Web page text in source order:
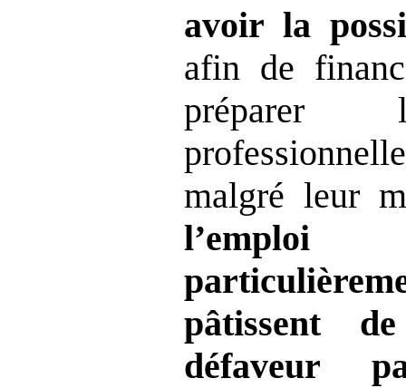
avoir la
afin de
préparer
malgré leur
l’emploi
pâtissent
défaveur